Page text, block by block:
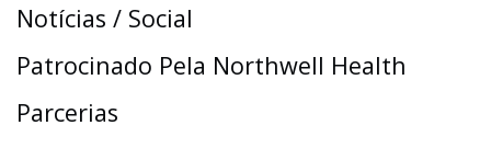
Notícias / Social
Patrocinado Pela Northwell Health
Parcerias